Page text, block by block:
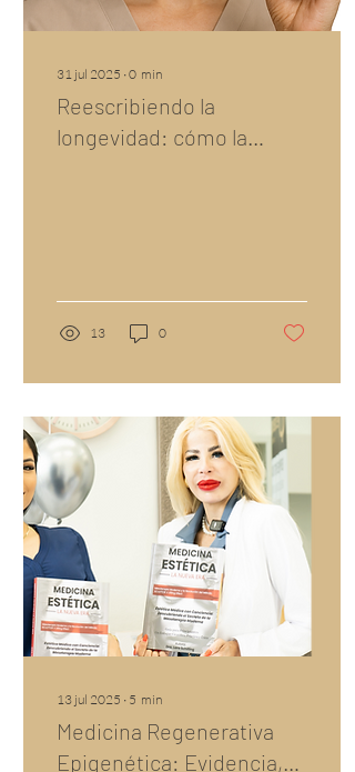
31 jul 2025 ∙0 min
Reescribiendo la
longevidad: cómo la
13 0
13 jul 2025 ∙ 5 min
Medicina Regenerativa
Epigenética: Evidencia,